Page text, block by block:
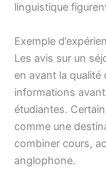
linguistique
Exemple
Les avis sur un
en avant la qualité
informations
étudiantes.
comme une
combiner cours,
anglophone.